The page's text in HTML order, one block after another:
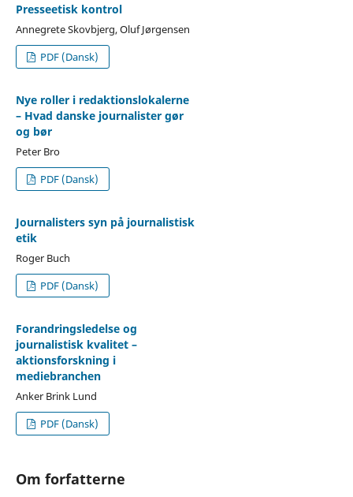
Presseetisk kontrol
Annegrete Skovbjerg, Oluf Jørgensen
PDF (Dansk)
Nye roller i redaktionslokalerne
– Hvad danske journalister gør
og bør
Peter Bro
PDF (Dansk)
Journalisters syn på journalistisk
etik
Roger Buch
PDF (Dansk)
Forandringsledelse og
journalistisk kvalitet –
aktionsforskning i
mediebranchen
Anker Brink Lund
PDF (Dansk)
Om forfatterne